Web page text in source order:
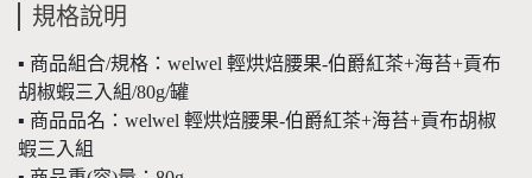
規格說明
▪️ 商品組合/規格：welwel 輕烘焙腰果-伯爵紅茶+海苔+貢布
胡椒蝦三入組/80g/罐
▪️ 商品品名：welwel 輕烘焙腰果-伯爵紅茶+海苔+貢布胡椒
蝦三入組